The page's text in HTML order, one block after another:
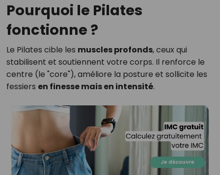
Pourquoi le Pilates
fonctionne ?
Le Pilates cible les muscles profonds, ceux qui
stabilisent et soutiennent votre corps. Il renforce le
centre (le "core"), améliore la posture et sollicite les
fessiers en finesse mais en intensité.